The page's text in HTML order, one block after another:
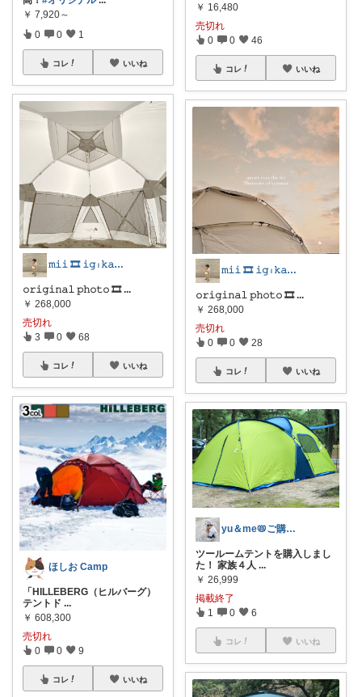
￥ 7,920～
0 0 1
コレ いいね
𝚖𝚒𝚒 🎞 𝚒𝚐 𓏺 𝚔𝚊𝚊𝚒_𝟶𝟾𝟶𝟷
𝚘𝚛𝚒𝚐𝚒𝚗𝚊𝚕 𝚙𝚑𝚘𝚝𝚘 🎞...
￥ 268,000
売切れ
3 0 68
コレ いいね
ほしお Camp
「HILLEBERG（ヒルバーグ）
テントド ...
￥ 608,300
売切れ
0 0 9
コレ いいね
￥ 16,480
売切れ
0 0 46
コレ いいね
𝚖𝚒𝚒 🎞 𝚒𝚐 𓏺 𝚔𝚊𝚊𝚒_𝟶𝟾𝟶𝟷
𝚘𝚛𝚒𝚐𝚒𝚗𝚊𝚕 𝚙𝚑𝚘𝚝𝚘 🎞...
￥ 268,000
売切れ
0 0 28
コレ いいね
yu＆me📛ご購入ありがとうございます
ツールームテントを購入しまし
た！ 家族４人 ...
￥ 26,999
掲載終了
1 0 6
コレ いいね